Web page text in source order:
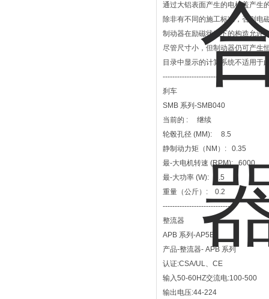
通过大铝表面产生的电机盖产生
除非有不同的施工标准，否则电
制动器在励磁状态下的构造允许
尽管尺寸小，但制动器仍可产生
目录中显示的计算系统不适用于
----------------------------------
刹车
SMB 系列-SMB040
当前的 : 继续
轮毂孔径 (MM): 8.5
静制动力矩（NM）: 0.35
最-大电机转速 (RPM): 6000
最-大功率 (W): 6.5
重量（公斤）: 0.2
-----------------------------
整流器
APB 系列-AP5B
产品-整流器- APB 系列
认证:CSA/UL、CE
输入50-60HZ交流电:100-500
输出电压:44-224